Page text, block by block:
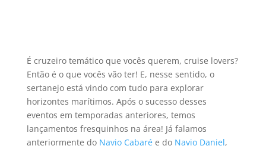
É cruzeiro temático que vocês querem, cruise lovers?
Então é o que vocês vão ter! E, nesse sentido, o
sertanejo está vindo com tudo para explorar
horizontes marítimos. Após o sucesso desses
eventos em temporadas anteriores, temos
lançamentos fresquinhos na área! Já falamos
anteriormente do Navio Cabarée do Navio Daniel,